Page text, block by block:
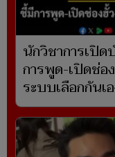
นักวิชาการเปิ
การพูด-เปิดช่อ
ระบบเลือกกันเ